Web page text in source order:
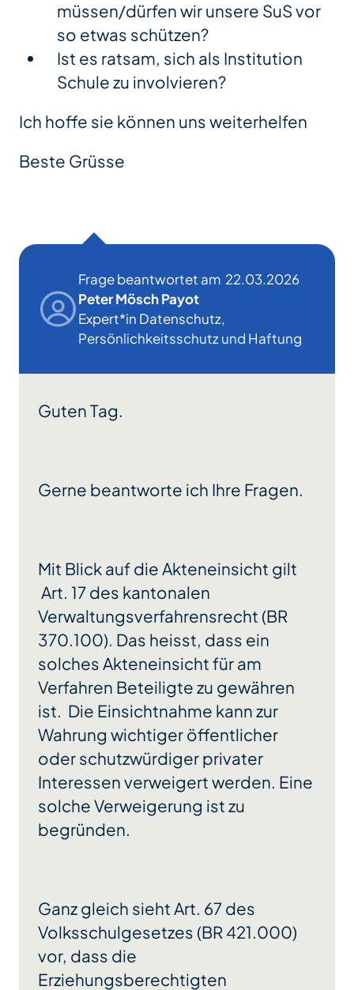
müssen/dürfen wir unsere SuS vor
so etwas schützen?
Ist es ratsam, sich als Institution
Schule zu involvieren?
Ich hoffe sie können uns weiterhelfen
Beste Grüsse
Frage beantwortet am 22.03.2026
Peter Mösch Payot
Expert*in Datenschutz,
Persönlichkeitsschutz und Haftung
Guten Tag.
Gerne beantworte ich Ihre Fragen.
Mit Blick auf die Akteneinsicht gilt
Art. 17 des kantonalen
Verwaltungsverfahrensrecht (BR
370.100). Das heisst, dass ein
solches Akteneinsicht für am
Verfahren Beteiligte zu gewähren
ist. Die Einsichtnahme kann zur
Wahrung wichtiger öffentlicher
oder schutzwürdiger privater
Interessen verweigert werden. Eine
solche Verweigerung ist zu
begründen.
Ganz gleich sieht Art. 67 des
Volksschulgesetzes (BR 421.000)
vor, dass die
Erziehungsberechtigten